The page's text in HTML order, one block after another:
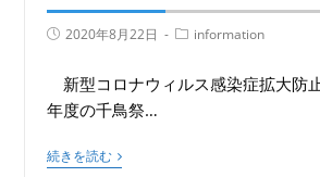
2020年8月22日 information
新型コロナウィルス感染症拡大防
年度の千鳥祭…
続きを読む